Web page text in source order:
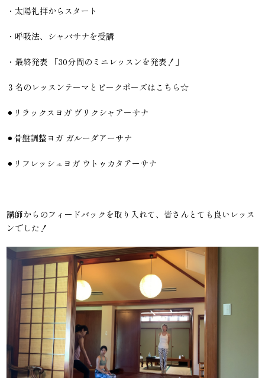
・太陽礼拝からスタート
・呼吸法、シャバサナを受講
・最終発表 「30分間のミニレッスンを発表！」
３名のレッスンテーマとピークポーズはこちら☆
⚫︎リラックスヨガ ヴリクシャアーサナ
⚫︎骨盤調整ヨガ ガルーダアーサナ
⚫︎リフレッシュヨガ ウトゥカタアーサナ
講師からのフィードバックを取り入れて、皆さんとても良いレッス
ンでした！